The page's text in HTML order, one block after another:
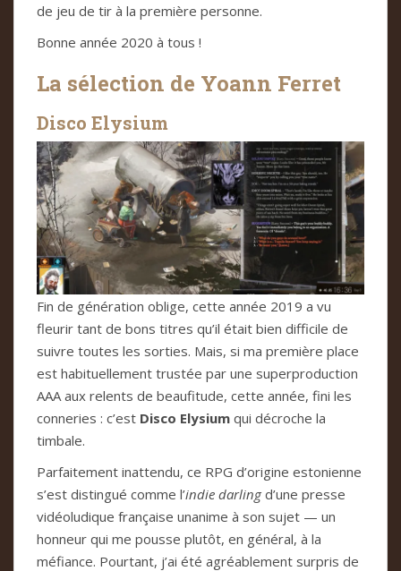
de jeu de tir à la première personne.
Bonne année 2020 à tous !
La sélection de Yoann Ferret
Disco Elysium
Fin de génération oblige, cette année 2019 a vu
fleurir tant de bons titres qu’il était bien difficile de
suivre toutes les sorties. Mais, si ma première place
est habituellement trustée par une superproduction
AAA aux relents de beaufitude, cette année, fini les
conneries : c’est Disco Elysium qui décroche la
timbale.
Parfaitement inattendu, ce RPG d’origine estonienne
s’est distingué comme l’indie darlingd’une presse
vidéoludique française unanime à son sujet — un
honneur qui me pousse plutôt, en général, à la
méfiance. Pourtant, j’ai été agréablement surpris de